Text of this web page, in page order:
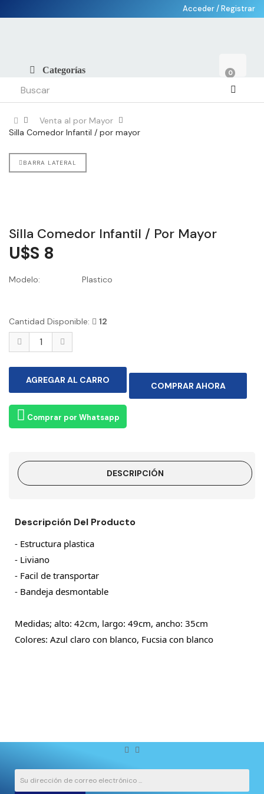
Acceder/Registrar
Categorías 0
Venta al por Mayor
Silla Comedor Infantil / por mayor
BARRA LATERAL
Silla Comedor Infantil / Por Mayor
U$S 8
Modelo: Plastico
Cantidad Disponible: 12
Comprar por Whatsapp
DESCRIPCIÓN
Descripción Del Producto
- Estructura plastica
- Liviano
- Facil de transportar
- Bandeja desmontable
Medidas; alto: 42cm, largo: 49cm, ancho: 35cm